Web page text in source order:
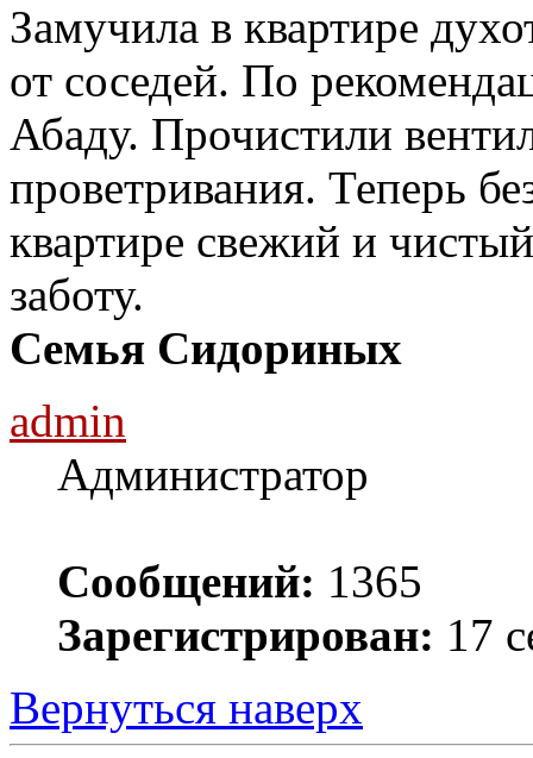
Замучила в квартире
от соседей. По
Абаду. Прочистили
проветривания. Теперь
квартире свежий и
заботу.
Семья Сидориных
admin
Администратор
Сообщений: 1365
Зарегистрирован: 17
Вернуться наверх